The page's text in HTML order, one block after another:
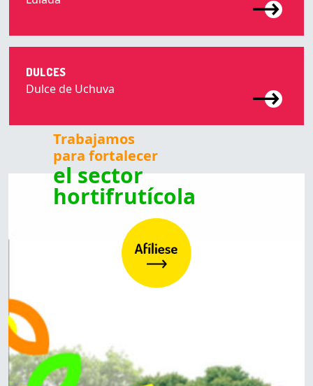
DULCES
Dulce de Uchuva
Trabajamos
para fortalecer
el sector
hortifrutícola